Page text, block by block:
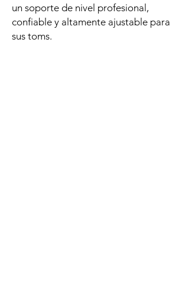
un soporte de nivel profesional,
confiable y altamente ajustable para
sus toms.